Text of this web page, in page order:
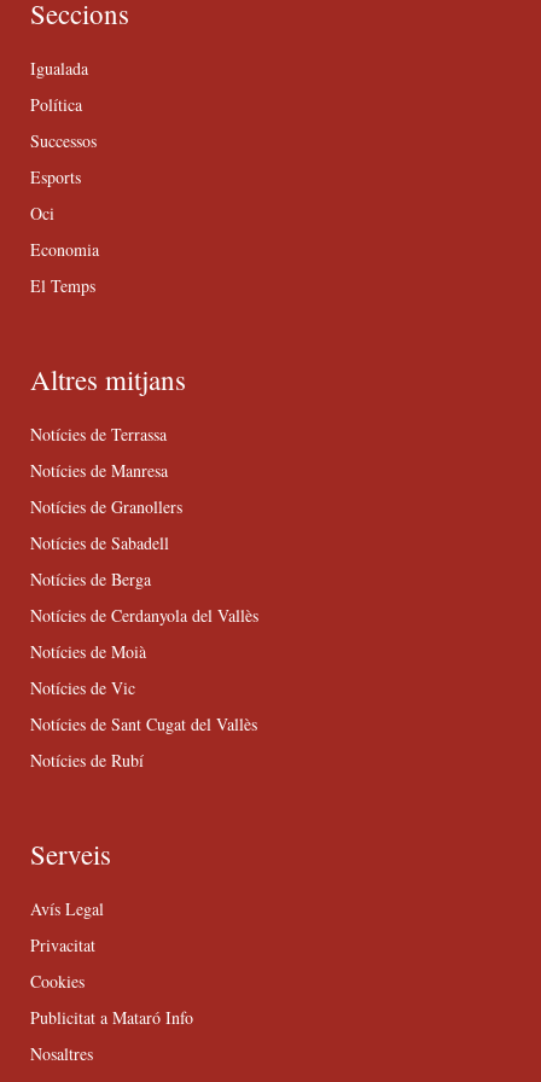
Seccions
Igualada
Política
Successos
Esports
Oci
Economia
El Temps
Altres mitjans
Notícies de Terrassa
Notícies de Manresa
Notícies de Granollers
Notícies de Sabadell
Notícies de Berga
Notícies de Cerdanyola del Vallès
Notícies de Moià
Notícies de Vic
Notícies de Sant Cugat del Vallès
Notícies de Rubí
Serveis
Avís Legal
Privacitat
Cookies
Publicitat a Mataró Info
Nosaltres